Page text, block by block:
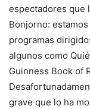
espectadores que
Bonjorno:
programas
algunos como
Guinness Book of
grave que lo ha